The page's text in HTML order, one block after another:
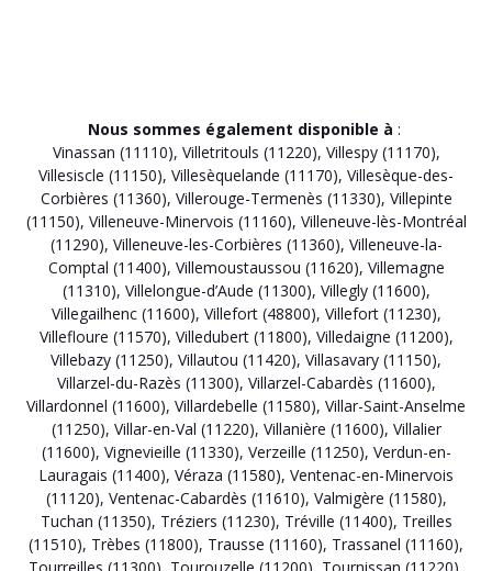
Nous sommes également disponible à :
Vinassan (11110), Villetritouls (11220), Villespy (11170),
Villesiscle (11150), Villesèquelande (11170), Villesèque-des-
Corbières (11360), Villerouge-Termenès (11330), Villepinte
(11150), Villeneuve-Minervois (11160), Villeneuve-lès-Montréal
(11290), Villeneuve-les-Corbières (11360), Villeneuve-la-
Comptal (11400), Villemoustaussou (11620), Villemagne
(11310), Villelongue-d’Aude (11300), Villegly (11600),
Villegailhenc (11600), Villefort (48800), Villefort (11230),
Villefloure (11570), Villedubert (11800), Villedaigne (11200),
Villebazy (11250), Villautou (11420), Villasavary (11150),
Villarzel-du-Razès (11300), Villarzel-Cabardès (11600),
Villardonnel (11600), Villardebelle (11580), Villar-Saint-Anselme
(11250), Villar-en-Val (11220), Villanière (11600), Villalier
(11600), Vignevieille (11330), Verzeille (11250), Verdun-en-
Lauragais (11400), Véraza (11580), Ventenac-en-Minervois
(11120), Ventenac-Cabardès (11610), Valmigère (11580),
Tuchan (11350), Tréziers (11230), Tréville (11400), Treilles
(11510), Trèbes (11800), Trausse (11160), Trassanel (11160),